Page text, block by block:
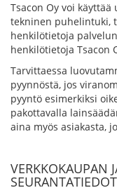
Tsacon Oy voi
tekninen puhelintuki,
henkilötietoja
henkilötietoja Tsacon
Tarvittaessa
pyynnöstä, jos
pyyntö esimerkiksi
pakottavalla
aina myös asiakasta,
VERKKOKAUPAN